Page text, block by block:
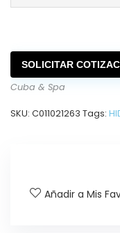
SOLICITAR
Cuba & Spa
SKU: C011021263 Tags:
Añadir a Mis